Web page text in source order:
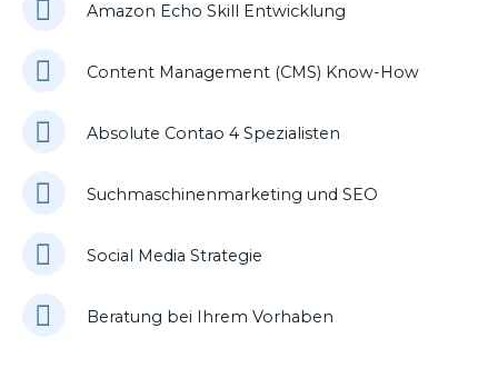
Amazon Echo Skill Entwicklung
Content Management (CMS) Know-How
Absolute Contao 4 Spezialisten
Suchmaschinenmarketing und SEO
Social Media Strategie
Beratung bei Ihrem Vorhaben